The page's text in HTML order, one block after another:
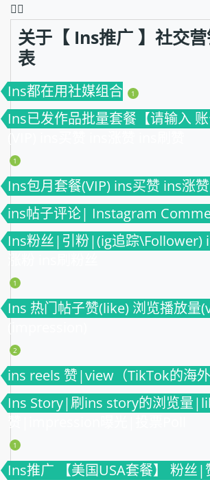
❤️‍🔥
关于【 Ins推广 】社交
表
Ins都在用社媒组合 1
Ins已发作品批量套餐【请输入
(VIP) ins买赞 ins涨赞 ins刷赞
1
Ins包月套餐(VIP) ins买赞 ins涨
ins帖子评论| Instagram
Ins粉丝|引粉|(ig追踪\Follower)
涨粉 ins刷粉丝
1
Ins 热门帖子赞(like) 浏览播放量
(impression)
2
ins reels 赞|view（TikTok的海外
Ins Story|刷ins story的浏览量
赞|impression曝光|投票Poll
1
Ins推广 【美国USA套餐】 粉丝|